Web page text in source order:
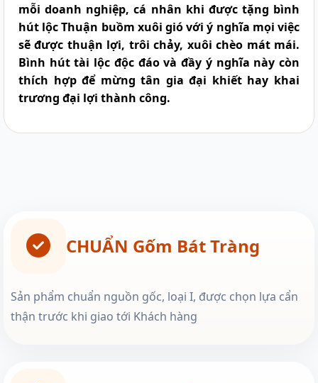
mỗi doanh nghiệp, cá nhân khi được tặng bình
hút lộc Thuận buồm xuôi gió với ý nghĩa mọi việc
sẽ được thuận lợi, trôi chảy, xuôi chèo mát mái.
Bình hút tài lộc độc đáo và đầy ý nghĩa này còn
thích hợp để mừng tân gia đại khiết hay khai
trương đại lợi thành công.
CHUẨN Gốm Bát Tràng
Sản phẩm chuẩn nguồn gốc, loại I, được chọn lựa cẩn
thận trước khi giao tới Khách hàng